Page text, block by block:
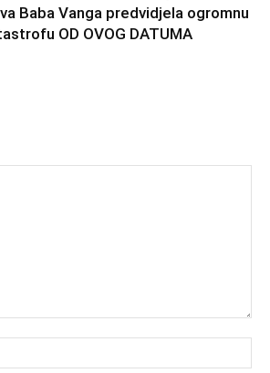
Baba Vanga predvidjela ogromnu
OD OVOG DATUMA